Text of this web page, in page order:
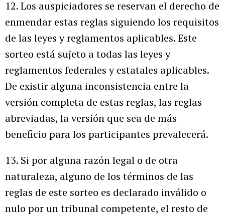
12. Los auspiciadores se reservan el derecho de
enmendar estas reglas siguiendo los requisitos
de las leyes y reglamentos aplicables. Este
sorteo está sujeto a todas las leyes y
reglamentos federales y estatales aplicables.
De existir alguna inconsistencia entre la
versión completa de estas reglas, las reglas
abreviadas, la versión que sea de más
beneficio para los participantes prevalecerá.
13. Si por alguna razón legal o de otra
naturaleza, alguno de los términos de las
reglas de este sorteo es declarado inválido o
nulo por un tribunal competente, el resto de